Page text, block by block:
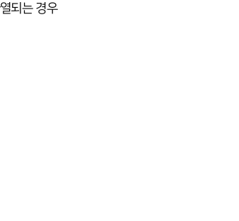
되는 경우